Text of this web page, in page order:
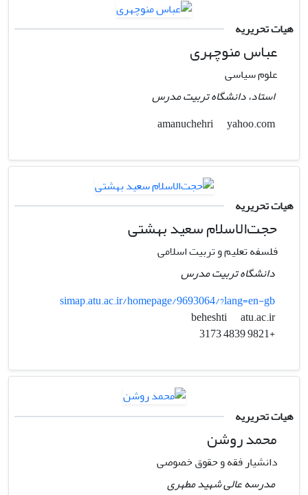
هیات تحریریه
عباس منوچهری
علوم سیاسی
استاد، دانشگاه تربیت مدرس
yahoo.com
هیات تحریریه
حجت‌الاسلام سعید بهشتی
فلسفه تعلیم و تربیت اسلامی
دانشگاه تربیت مدرس
simap.atu.ac.ir/homepage/9693064/?lang=en-gb
beheshti
atu.ac.ir
+9821 4839 3173
هیات تحریریه
محمد روشن
دانشیار فقه و حقوق خصوصی
مدرسه عالی شهید مطهری